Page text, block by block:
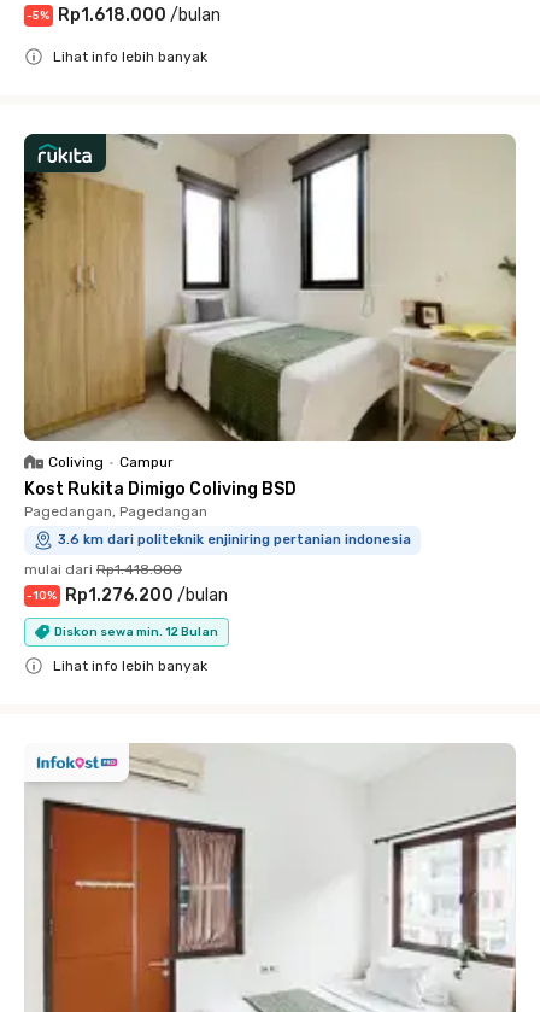
-5% Rp1.618.000 /bulan
Lihat info lebih banyak
Coliving • Campur
Kost Rukita Dimigo Coliving BSD
Pagedangan, Pagedangan
3.6 km dari politeknik enjiniring pertanian indonesia
mulai dari Rp1.418.000
-10% Rp1.276.200 /bulan
Diskon sewa min. 12 Bulan
Lihat info lebih banyak